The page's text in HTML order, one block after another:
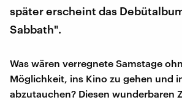
später erscheint das
Sabbath".
Was wären verregnete Samstage
Möglichkeit, ins Kino zu gehen und
abzutauchen? Diesen wunderbaren